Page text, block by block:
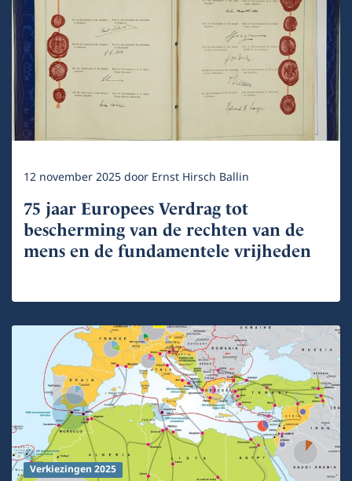
12 november 2025door Ernst Hirsch Ballin
75 jaar Europees Verdrag tot
bescherming van de rechten van de
mens en de fundamentele vrijheden
Verkiezingen 2025